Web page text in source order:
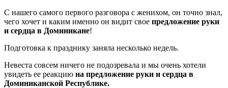
С нашего самого первого разговора с женихом, он точно знал,
чего хочет и каким именно он видит свое предложение руки
и сердца в Доминикане!
Подготовка к празднику заняла несколько недель.
Невеста совсем ничего не подозревала и мы очень хотели
увидеть ее реакцию на предложение руки и сердца в
Доминиканской Республике.